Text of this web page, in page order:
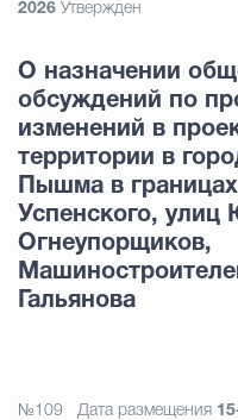
2026 Утвержден
О назначении
обсуждений по
изменений в
территории в
Пышма в
Успенского, улиц
Огнеупорщиков,
Гальянова
№109 Дата размещения